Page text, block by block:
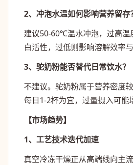
2、冲泡水温如何影响营养留存
建议50-60℃温水冲泡，过高温
白活性，过低则影响溶解效率与
3、驼奶粉能否替代日常饮水？
不建议。驼奶粉属于营养密度
每日1-2杯为宜，过量摄入可能
【市场趋势】
1、工艺技术迭代加速
真空冷冻干燥正从高端线向主